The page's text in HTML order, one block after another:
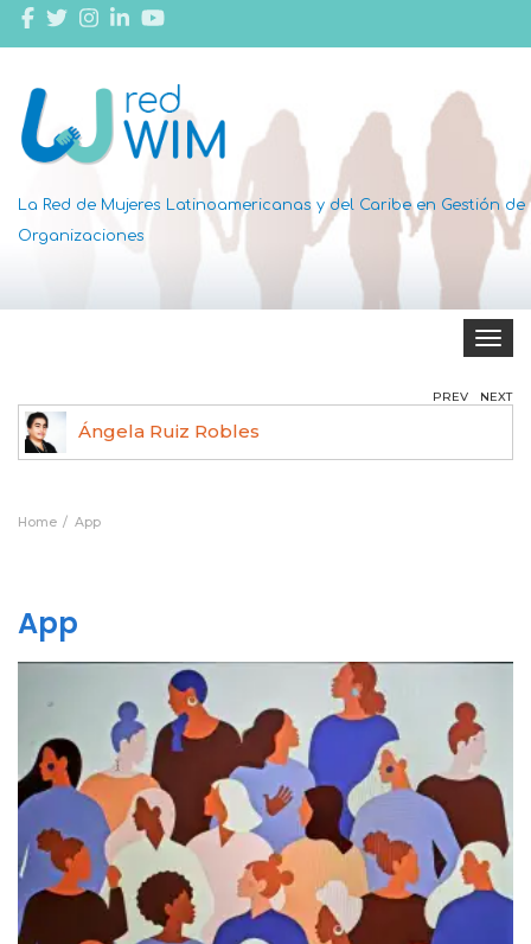
La Red de Mujeres Latinoamericanas y del Caribe en Gestión de
Organizaciones
Toggle
Ángela Ruiz Robles
PREV NEXT
Home App
App